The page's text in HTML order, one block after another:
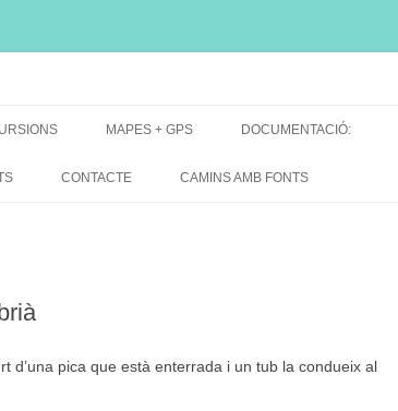
MAPES + GPS
MAPES EXCURSIONS
DOCUMENTACIÓ:
CONTACTE CAMINS AMB FONTS
d’una pica que està enterrada i un tub la condueix al